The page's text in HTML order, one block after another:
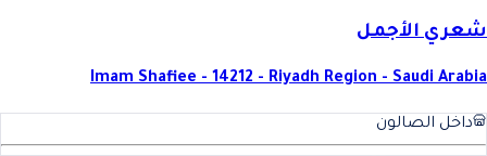
شعري الأجمل
Imam Shafiee - 14212 - Riyadh Region - Saudi Arabia
داخل الصالون